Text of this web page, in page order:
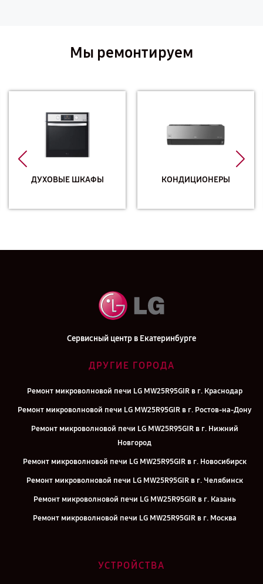
Мы ремонтируем
ДУХОВЫЕ ШКАФЫ КОНДИЦИОНЕРЫ
Сервисный центр в Екатеринбурге
ДРУГИЕ ГОРОДА
Ремонт микроволновой печи LG MW25R95GIR в г. Краснодар
Ремонт микроволновой печи LG MW25R95GIR в г. Ростов-на-Дону
Ремонт микроволновой печи LG MW25R95GIR в г. Нижний
Новгород
Ремонт микроволновой печи LG MW25R95GIR в г. Новосибирск
Ремонт микроволновой печи LG MW25R95GIR в г. Челябинск
Ремонт микроволновой печи LG MW25R95GIR в г. Казань
Ремонт микроволновой печи LG MW25R95GIR в г. Москва
УСТРОЙСТВА